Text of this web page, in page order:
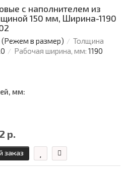
с наполнителем из
150 мм, Ширина-1190
в размер)
Толщина
Рабочая ширина, мм: 1190
мм:
р.
заказ